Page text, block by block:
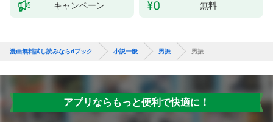
キャンペーン 無料
漫画無料試し読みならdブック 小説一般 男振 男振
アプリならもっと便利で快適に！